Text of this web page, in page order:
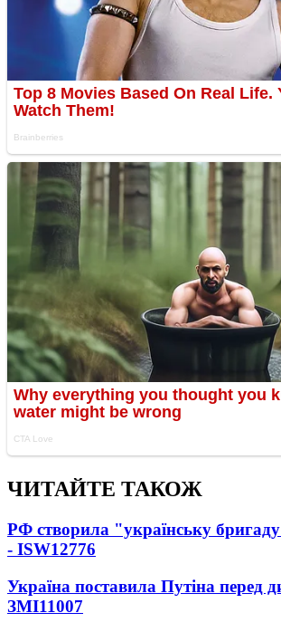
ЧИТАЙТЕ ТАКОЖ
РФ створила "українську
- ISW12776
Україна поставила Путіна перед
ЗМІ11007